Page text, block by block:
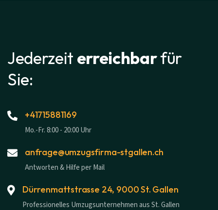
Jederzeit erreichbarfür
Sie:
+41715881169
Mo.-Fr. 8:00 - 20:00 Uhr
anfrage@umzugsfirma-stgallen.ch
Antworten & Hilfe per Mail
Dürrenmattstrasse 24, 9000 St. Gallen
Professionelles Umzugsunternehmen aus St. Gallen